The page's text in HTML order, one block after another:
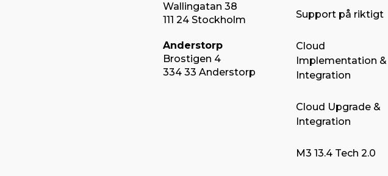
Wallingatan 38
111 24 Stockholm
Anderstorp
Brostigen 4
334 33 Anderstorp
Support på riktigt
Cloud
Implementation &
Integration
Cloud Upgrade &
Integration
M3 13.4 Tech 2.0